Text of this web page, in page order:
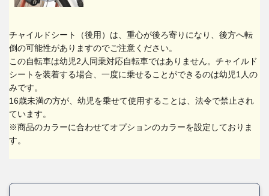
チャイルドシート（後用）は、重心が後ろ寄りになり、後方へ転
倒の可能性がありますのでご注意ください。
この自転車は幼児2人同乗対応自転車ではありません。チャイルド
シートを装着する場合、一度に乗せることができるのは幼児1人の
みです。
16歳未満の方が、幼児を乗せて使用することは、法令で禁止され
ています。
※商品のカラーに合わせてオプションのカラーを設定しておりま
す。